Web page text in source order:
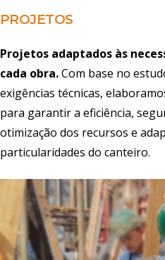
PROJETOS
Projetos adaptados às
cada obra.Com base no
exigências técnicas,
para garantir a eficiência,
otimização dos recursos e
particularidades do canteiro.